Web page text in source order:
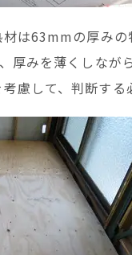
は63mmの厚み
みを薄くしなが
慮して、判断する